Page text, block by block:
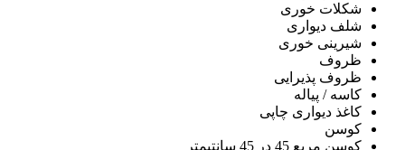
شکلات خوری
شلف دیواری
شیرینی خوری
ظروف
ظروف پذیرایی
کاسه / پیاله
کاغذ دیواری چاپی
کوسن
کوسن مربع 45 در 45 سانتیمتر